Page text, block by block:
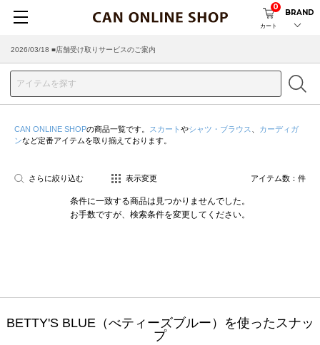
カート
0
BRAND
2026/03/18 ■店舗受け取りサービスのご案内
CAN ONLINE SHOPの商品一覧です。 スカート やシャツ・ブラウス
カーディガ
ンなど定番アイテムを取り揃えております。
さらに絞り込む 表示変更 アイテム数： 件
条件に一致する商品は見つかりませんでした。
お手数ですが、検索条件を変更してください。
BETTY'S BLUE（べティーズブルー）を使ったスナッ
プ